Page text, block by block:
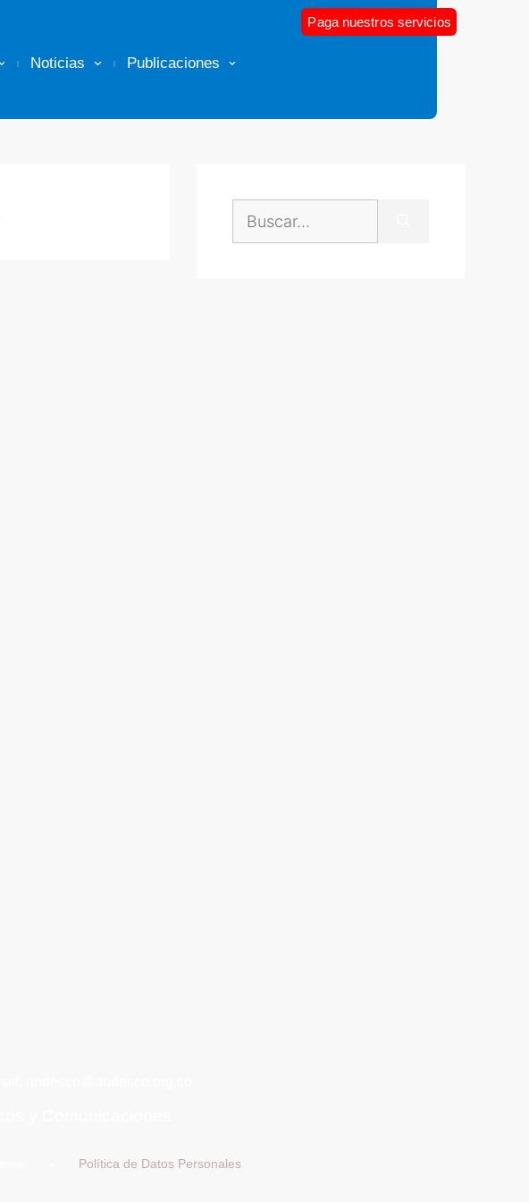
Noticias Publicaciones
Paga nuestros servicios
Política de Datos Personales